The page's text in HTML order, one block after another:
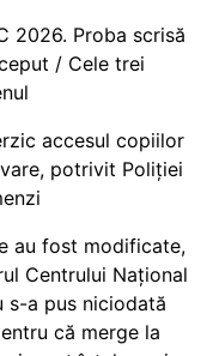
2026. Proba scrisă
/ Cele trei
accesul copiilor
potrivit Poliției
au fost modificate,
Centrului Național
s-a pus niciodată
că merge la